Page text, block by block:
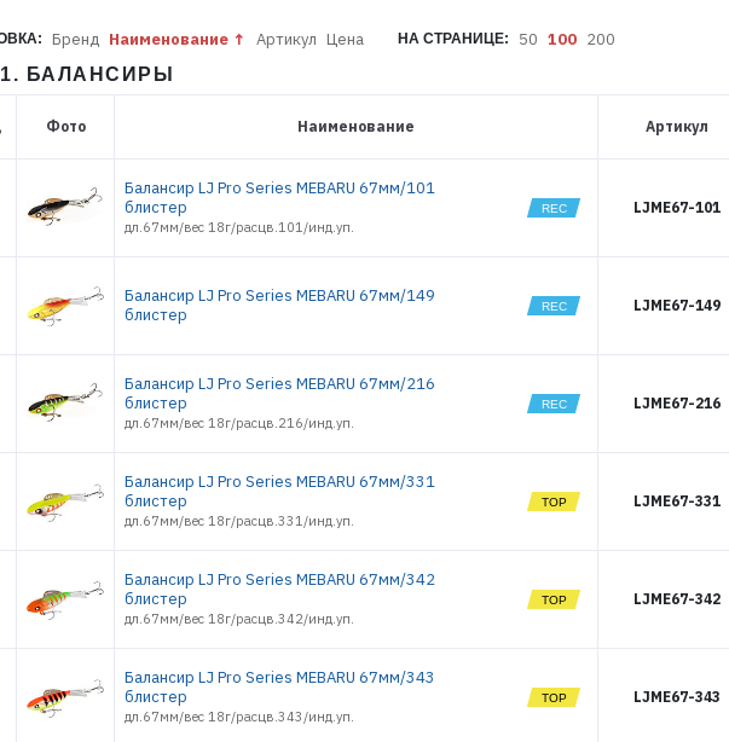
Бренд Наименование Артикул Цена НА СТРАНИЦЕ: 50 100 200
БАЛАНСИРЫ
Фото Наименование Артикул
Балансир LJ Pro Series MEBARU 67мм/101
блистер
дл.67мм/вес 18г/расцв.101/инд.уп.
LJME67-101
Балансир LJ Pro Series MEBARU 67мм/149
блистер
LJME67-149
Балансир LJ Pro Series MEBARU 67мм/216
блистер
дл.67мм/вес 18г/расцв.216/инд.уп.
LJME67-216
Балансир LJ Pro Series MEBARU 67мм/331
блистер
дл.67мм/вес 18г/расцв.331/инд.уп.
LJME67-331
Балансир LJ Pro Series MEBARU 67мм/342
блистер
дл.67мм/вес 18г/расцв.342/инд.уп.
LJME67-342
Балансир LJ Pro Series MEBARU 67мм/343
блистер
дл.67мм/вес 18г/расцв.343/инд.уп.
LJME67-343